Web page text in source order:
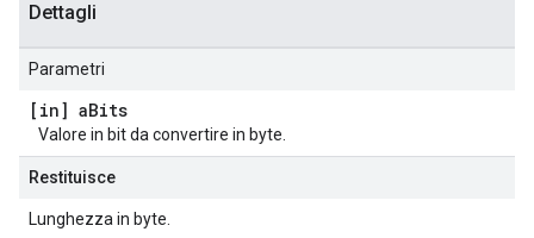
Dettagli
Parametri
[in] aBits
Valore in bit da convertire in byte.
Restituisce
Lunghezza in byte.